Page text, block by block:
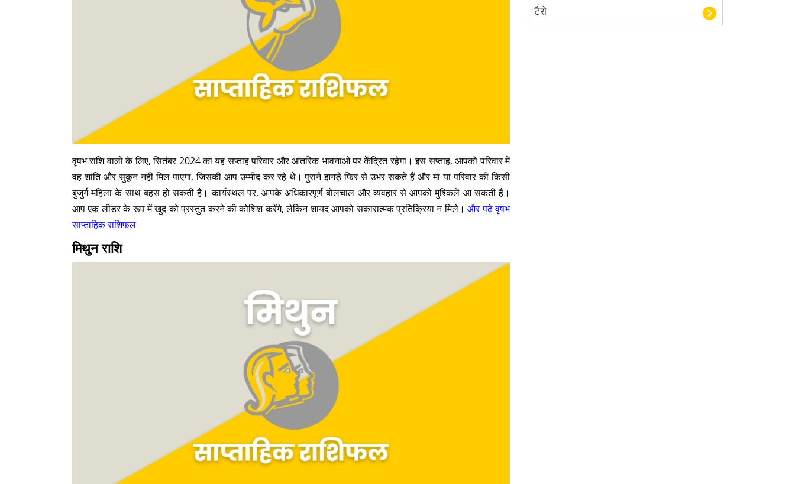
वृषभ राशि वालों के लिए, सितंबर 2024 का यह सप्ताह परिवार और आंतरिक भावनाओं पर केंद्रित रहेगा। इस सप्ताह, आपको परिवार में
वह शांति और सुकून नहीं मिल पाएगा, जिसकी आप उम्मीद कर रहे थे। पुराने झगड़े फिर से उभर सकते हैं और मां या परिवार की किसी
बुजुर्ग महिला के साथ बहस हो सकती है। कार्यस्थल पर, आपके अधिकारपूर्ण बोलचाल और व्यवहार से आपको मुश्किलें आ सकती हैं।
आप एक लीडर के रूप में खुद को प्रस्तुत करने की कोशिश करेंगे, लेकिन शायद आपको सकारात्मक प्रतिक्रिया न मिले।और पढ़े वृषभ
साप्ताहिक राशिफल
मिथुन राशि
टैरो